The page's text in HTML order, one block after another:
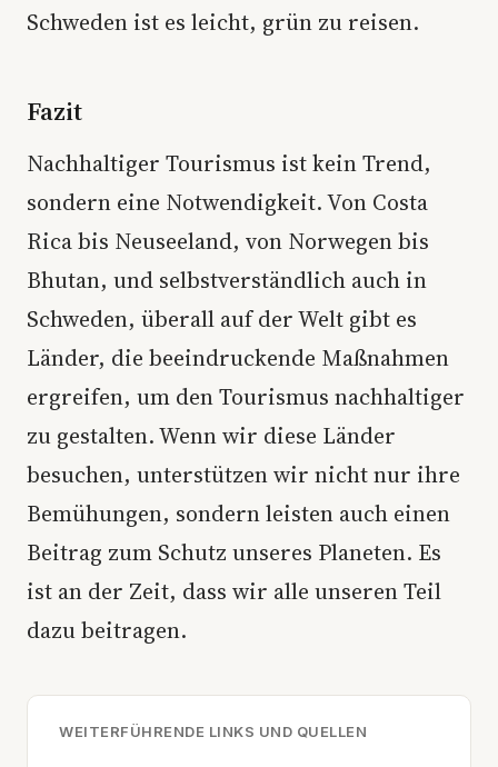
Schweden ist es leicht, grün zu reisen.
Fazit
Nachhaltiger Tourismus ist kein Trend,
sondern eine Notwendigkeit. Von Costa
Rica bis Neuseeland, von Norwegen bis
Bhutan, und selbstverständlich auch in
Schweden, überall auf der Welt gibt es
Länder, die beeindruckende Maßnahmen
ergreifen, um den Tourismus nachhaltiger
zu gestalten. Wenn wir diese Länder
besuchen, unterstützen wir nicht nur ihre
Bemühungen, sondern leisten auch einen
Beitrag zum Schutz unseres Planeten. Es
ist an der Zeit, dass wir alle unseren Teil
dazu beitragen.
WEITERFÜHRENDE LINKS UND QUELLEN